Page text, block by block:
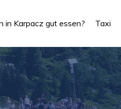
in Karpacz gut essen? Taxi